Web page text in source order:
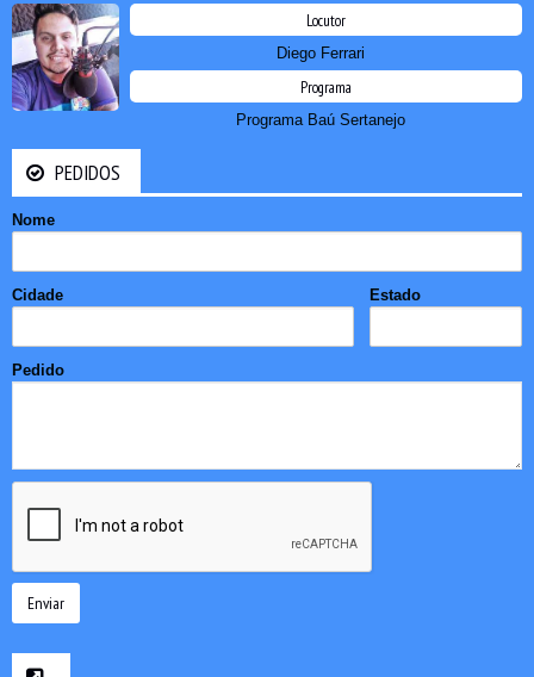
Locutor
Diego Ferrari
Programa
Programa Baú Sertanejo
PEDIDOS
Nome
Cidade Estado
Pedido
Enviar